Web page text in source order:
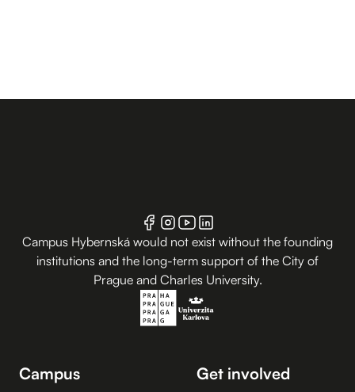
Campus Hybernská would not exist without the founding
institutions and the long-term support of the City of
Prague and Charles University.
Campus Get involved